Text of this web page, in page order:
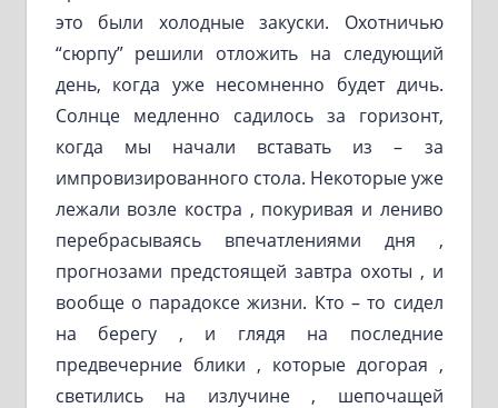
это были холодные закуски. Охотничью
“сюрпу” решили отложить на следующий
день, когда уже несомненно будет дичь.
Солнце медленно садилось за горизонт,
когда мы начали вставать из – за
импровизированного стола. Некоторые уже
лежали возле костра , покуривая и лениво
перебрасываясь впечатлениями дня ,
прогнозами предстоящей завтра охоты , и
вообще о парадоксе жизни. Кто – то сидел
на берегу , и глядя на последние
предвечерние блики , которые догорая ,
светились на излучине , шепочащей